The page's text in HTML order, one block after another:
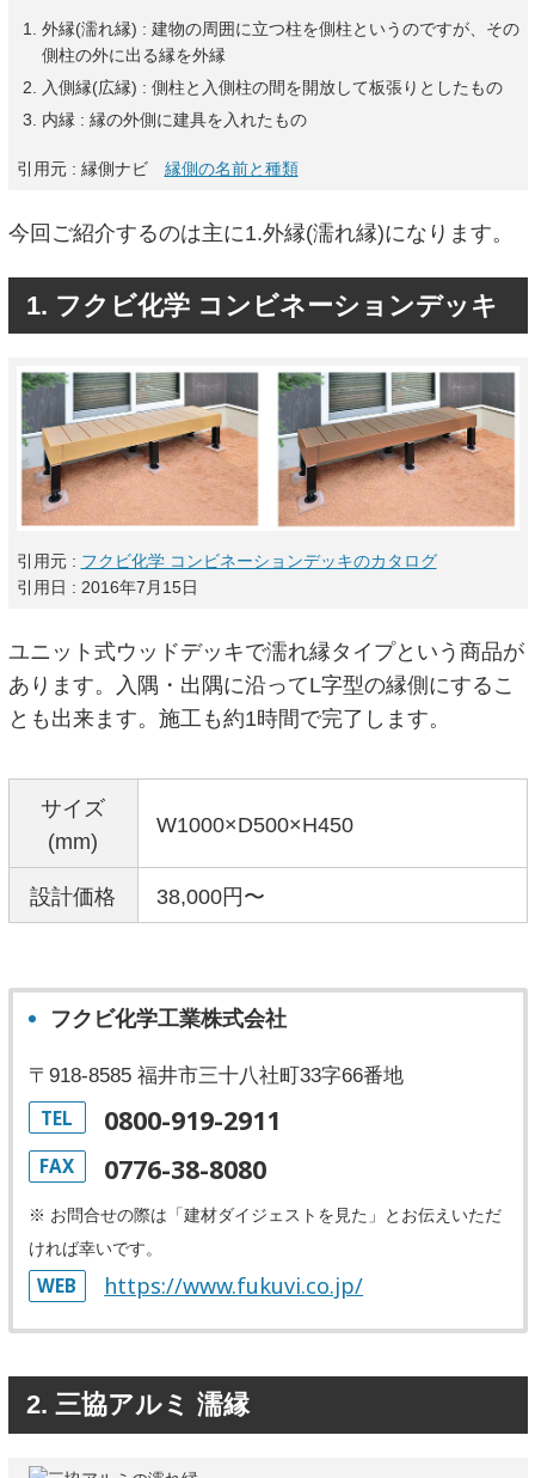
外縁(濡れ縁) : 建物の周囲に立つ柱を側柱というのですが、その
側柱の外に出る縁を外縁
入側縁(広縁) : 側柱と入側柱の間を開放して板張りとしたもの
内縁 : 縁の外側に建具を入れたもの
引用元 : 縁側ナビ 縁側の名前と種類
今回ご紹介するのは主に1.外縁(濡れ縁)になります。
1. フクビ化学 コンビネーションデッキ
引用元 : フクビ化学 コンビネーションデッキのカタログ
引用日 : 2016年7月15日
ユニット式ウッドデッキで濡れ縁タイプという商品が
あります。入隅・出隅に沿ってL字型の縁側にするこ
とも出来ます。施工も約1時間で完了します。
サイズ
(mm)
W1000×D500×H450
設計価格 38,000円〜
フクビ化学工業株式会社
〒918-8585 福井市三十八社町33字66番地
TEL 0800-919-2911
FAX 0776-38-8080
※ お問合せの際は「建材ダイジェストを見た」とお伝えいただ
ければ幸いです。
WEB https://www.fukuvi.co.jp/
2. 三協アルミ 濡縁